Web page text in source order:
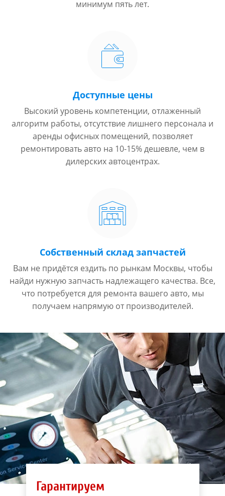
минимум пять лет.
Доступные цены
Высокий уровень компетенции, отлаженный
алгоритм работы, отсутствие лишнего персонала и
аренды офисных помещений, позволяет
ремонтировать авто на 10-15% дешевле, чем в
дилерских автоцентрах.
Собственный склад запчастей
Вам не придётся ездить по рынкам Москвы, чтобы
найди нужную запчасть надлежащего качества. Все,
что потребуется для ремонта вашего авто, мы
получаем напрямую от производителей.
Гарантируем